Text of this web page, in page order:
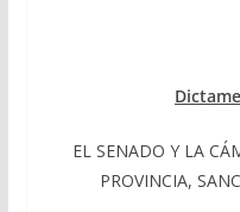
EL SENADO Y LA
PROVINCIA,